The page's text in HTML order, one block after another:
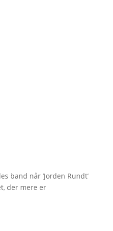
band når ’Jorden Rundt’
der mere er